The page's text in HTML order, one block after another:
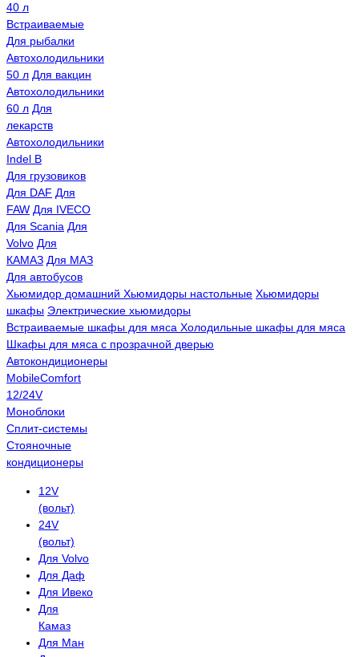
40 л
Встраиваемые
Для рыбалки
Автохолодильники
50 л Для вакцин
Автохолодильники
60 л Для
лекарств
Автохолодильники
Indel B
Для грузовиков
Для DAF Для
FAW Для IVECO
Для Scania Для
Volvo Для
КАМАЗ Для МАЗ
Для автобусов
Хьюмидор домашний Хьюмидоры настольные Хьюмидоры
шкафы Электрические хьюмидоры
Встраиваемые шкафы для мяса Холодильные шкафы для мяса
Шкафы для мяса с прозрачной дверью
Автокондиционеры
MobileComfort
12/24V
Моноблоки
Сплит-системы
Стояночные
кондиционеры
12V
(вольт)
24V
(вольт)
Для Volvo
Для Даф
Для Ивеко
Для
Камаз
Для Ман